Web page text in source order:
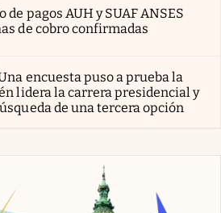
de pagos AUH y SUAF ANSES
de cobro confirmadas
encuesta puso a prueba la
lidera la carrera presidencial y
de una tercera opción